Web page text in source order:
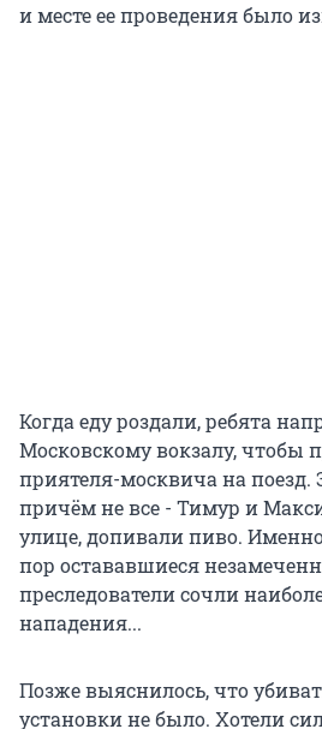
и месте ее проведения было
Когда еду роздали, ребята
Московскому вокзалу, чтобы
приятеля-москвича на поезд.
причём не все - Тимур и
улице, допивали пиво.
пор остававшиеся
преследователи сочли
нападения...
Позже выяснилось, что
установки не было. Хотели